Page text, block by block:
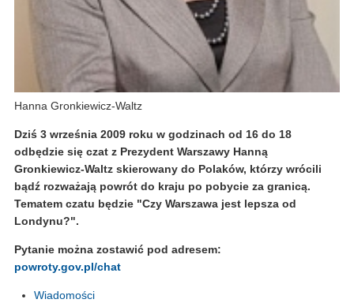
Hanna Gronkiewicz-Waltz
Dziś 3 września 2009 roku w godzinach od 16 do 18
odbędzie się czat z Prezydent Warszawy Hanną
Gronkiewicz-Waltz skierowany do Polaków, którzy wrócili
bądź rozważają powrót do kraju po pobycie za granicą.
Tematem czatu będzie "Czy Warszawa jest lepsza od
Londynu?".
Pytanie można zostawić pod adresem:
powroty.gov.pl/chat
Wiadomości